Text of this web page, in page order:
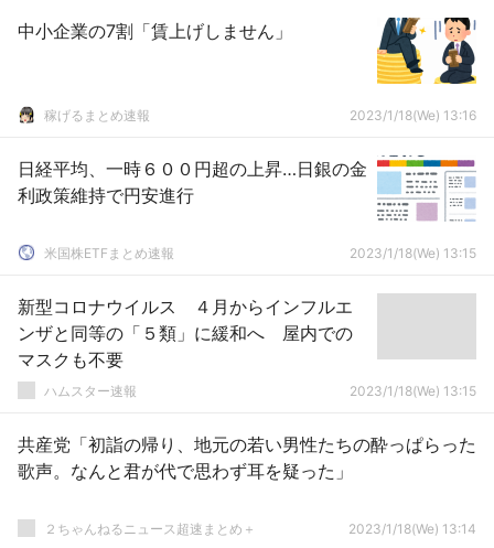
中小企業の7割「賃上げしません」
稼げるまとめ速報 2023/1/18(We) 13:16
日経平均、一時６００円超の上昇…日銀の金
利政策維持で円安進行
米国株ETFまとめ速報 2023/1/18(We) 13:15
新型コロナウイルス ４月からインフルエ
ンザと同等の「５類」に緩和へ 屋内での
マスクも不要
ハムスター速報 2023/1/18(We) 13:15
共産党「初詣の帰り、地元の若い男性たちの酔っぱらった
歌声。なんと君が代で思わず耳を疑った」
２ちゃんねるニュース超速まとめ＋ 2023/1/18(We) 13:14